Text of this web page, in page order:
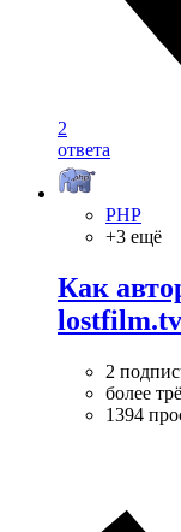
2
ответа
PHP
+3 ещё
Как
2
более
1394